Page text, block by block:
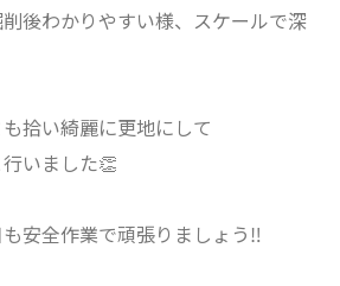
後わかりやすい様、スケールで深
拾い綺麗に更地にして
いました👏
安全作業で頑張りましょう‼️